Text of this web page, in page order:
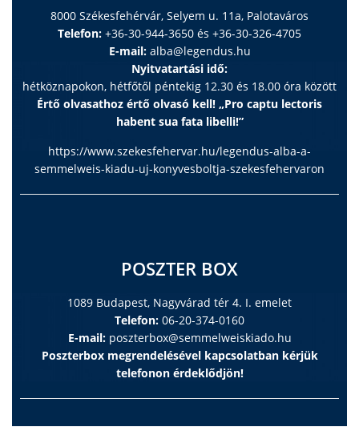
8000 Székesfehérvár, Selyem u. 11a, Palotaváros
Telefon: +36-30-944-3650 és +36-30-326-4705
E-mail: alba@legendus.hu
Nyitvatartási idő:
hétköznapokon, hétfőtől péntekig 12.30 és 18.00 óra között
Értő olvasathoz értő olvasó kell! „Pro captu lectoris
habent sua fata libelli!”
https://www.szekesfehervar.hu/legendus-alba-a-
semmelweis-kiadu-uj-konyvesboltja-szekesfehervaron
POSZTER BOX
1089 Budapest, Nagyvárad tér 4. I. emelet
Telefon: 06-20-374-0160
E-mail: poszterbox@semmelweiskiado.hu
Poszterbox megrendelésével kapcsolatban kérjük
telefonon érdeklődjön!